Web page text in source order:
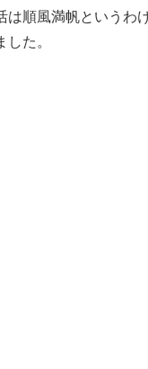
は順風満帆というわ
た。